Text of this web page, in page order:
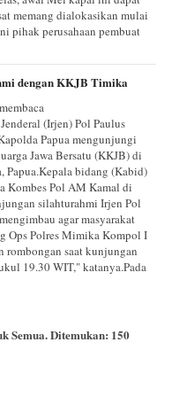
memang dialokasikan mulai
pihak perusahaan pembuat
dengan KKJB Timika
(Irjen) Pol Paulus
Papua mengunjungi
Jawa Bersatu (KKJB) di
bidang (Kabid)
Kombes Pol AM Kamal di
silahturahmi Irjen Pol
agar masyarakat
Ops Polres Mimika Kompol I
rombongan saat kunjungan
19.30 WIT," katanya.Pada
Semua. Ditemukan: 150